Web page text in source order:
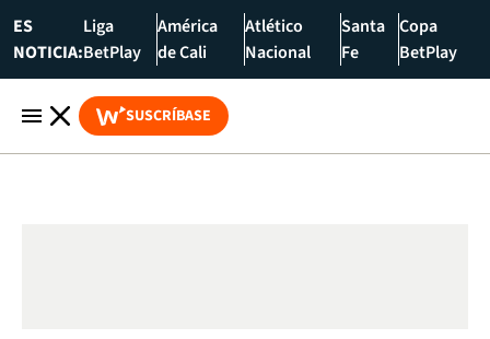
ES
NOTICIA:
Liga
BetPlay
América
de Cali
Atlético
Nacional
Santa
Fe
Copa
BetPlay
SUSCRÍBASE